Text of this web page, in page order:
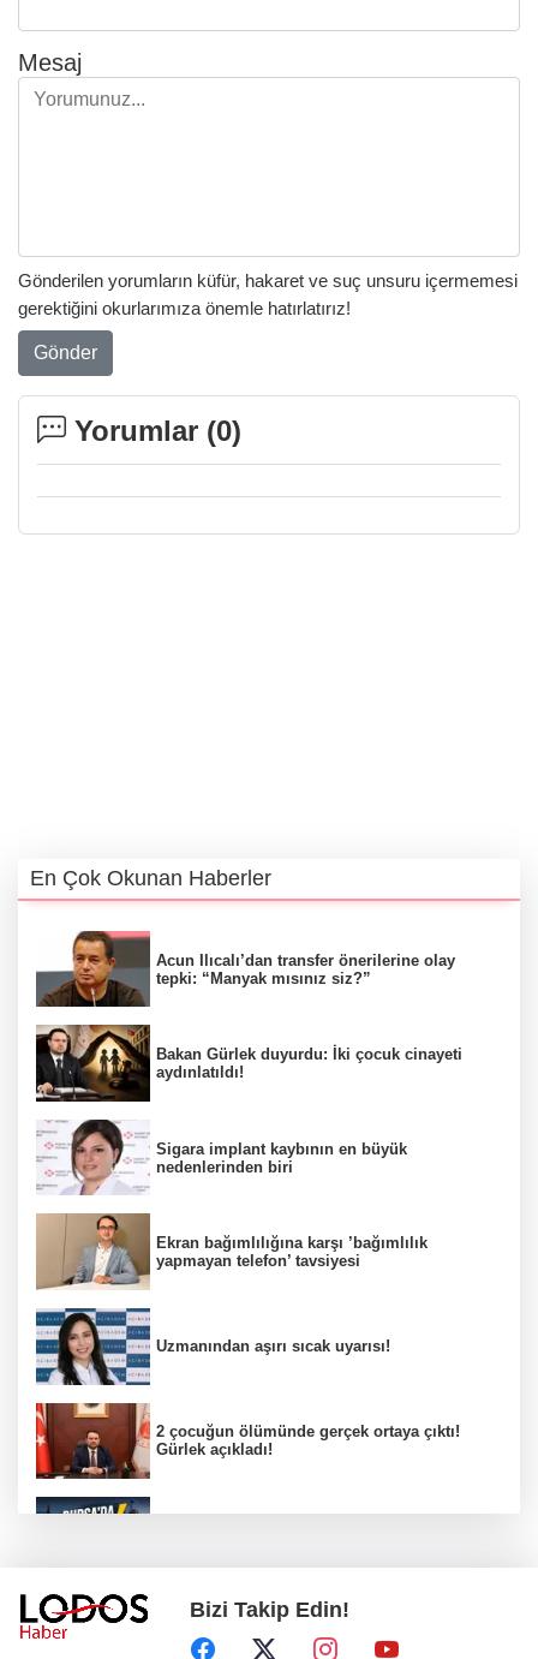
Mesaj
Gönderilen yorumların küfür, hakaret ve suç unsuru içermemesi
gerektiğini okurlarımıza önemle hatırlatırız!
Gönder
Yorumlar (0)
En Çok Okunan Haberler
Acun Ilıcalı’dan transfer önerilerine olay
tepki: “Manyak mısınız siz?”
Bakan Gürlek duyurdu: İki çocuk cinayeti
aydınlatıldı!
Sigara implant kaybının en büyük
nedenlerinden biri
Ekran bağımlılığına karşı ’bağımlılık
yapmayan telefon’ tavsiyesi
Uzmanından aşırı sıcak uyarısı!
2 çocuğun ölümünde gerçek ortaya çıktı!
Gürlek açıkladı!
Bursa'da Perseid meteor yağmuru heyecanı:
Işıklar sönecek!
Bizi Takip Edin!